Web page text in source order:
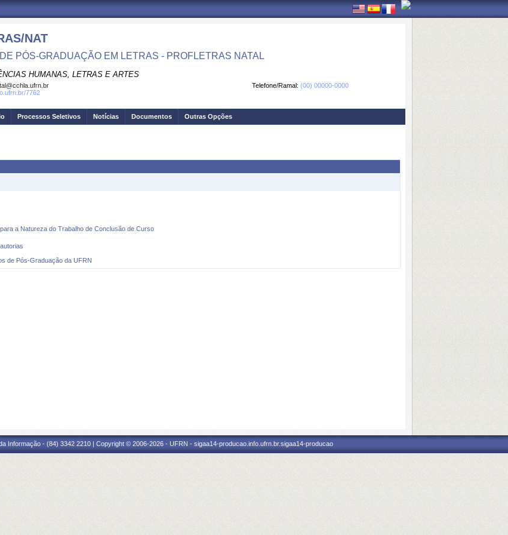
NAT
PÓS-GRADUAÇÃO EM LETRAS - PROFLETRAS NATAL
HUMANAS, LETRAS E ARTES
Telefone/Ramal: (00) 00000-0000
7762
Processos Seletivos Notícias Documentos Outras Opções
a Natureza do Trabalho de Conclusão de Curso
de Pós-Graduação da UFRN
Informação - (84) 3342 2210 | Copyright © 2006-2026 - UFRN - sigaa14-producao.info.ufrn.br.sigaa14-producao